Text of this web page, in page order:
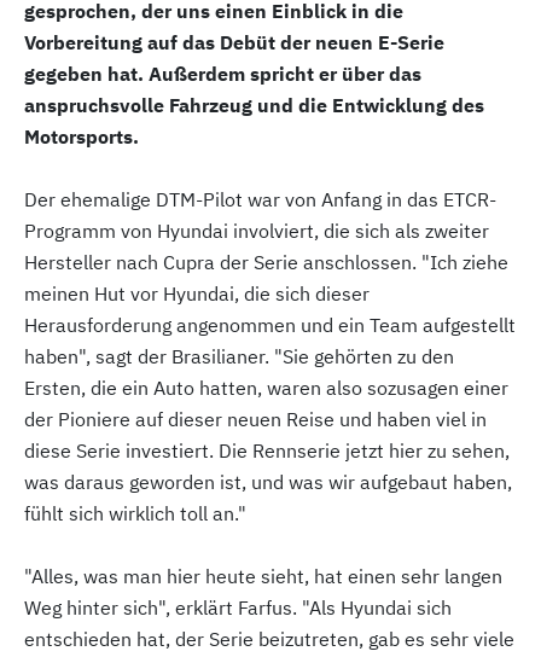
gesprochen, der uns einen Einblick in die
Vorbereitung auf das Debüt der neuen E-Serie
gegeben hat. Außerdem spricht er über das
anspruchsvolle Fahrzeug und die Entwicklung des
Motorsports.
Der ehemalige DTM-Pilot war von Anfang in das ETCR-
Programm von Hyundai involviert, die sich als zweiter
Hersteller nach Cupra der Serie anschlossen. "Ich ziehe
meinen Hut vor Hyundai, die sich dieser
Herausforderung angenommen und ein Team aufgestellt
haben", sagt der Brasilianer. "Sie gehörten zu den
Ersten, die ein Auto hatten, waren also sozusagen einer
der Pioniere auf dieser neuen Reise und haben viel in
diese Serie investiert. Die Rennserie jetzt hier zu sehen,
was daraus geworden ist, und was wir aufgebaut haben,
fühlt sich wirklich toll an."
"Alles, was man hier heute sieht, hat einen sehr langen
Weg hinter sich", erklärt Farfus. "Als Hyundai sich
entschieden hat, der Serie beizutreten, gab es sehr viele